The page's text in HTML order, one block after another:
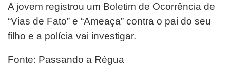
A jovem registrou um Boletim de Ocorrência de
“Vias de Fato” e “Ameaça” contra o pai do seu
filho e a polícia vai investigar.
Fonte: Passando a Régua